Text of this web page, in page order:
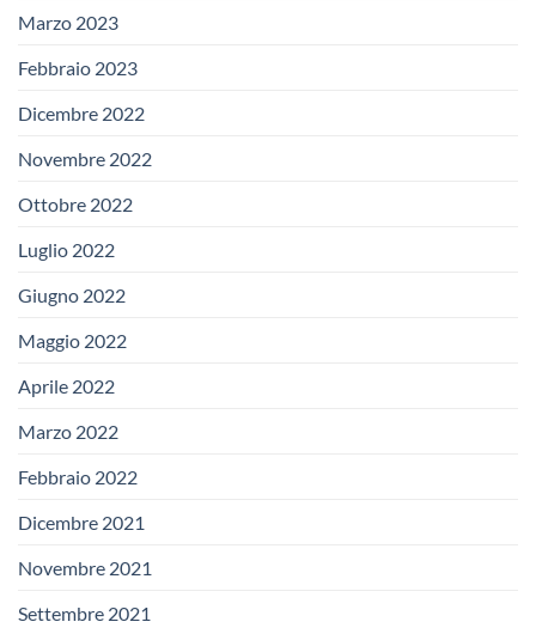
Marzo 2023
Febbraio 2023
Dicembre 2022
Novembre 2022
Ottobre 2022
Luglio 2022
Giugno 2022
Maggio 2022
Aprile 2022
Marzo 2022
Febbraio 2022
Dicembre 2021
Novembre 2021
Settembre 2021